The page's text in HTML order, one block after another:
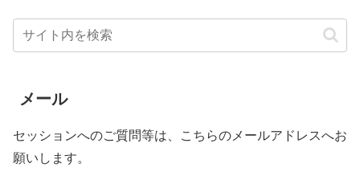
メール
セッションへのご質問等は、こちらのメールアドレスへお
願いします。